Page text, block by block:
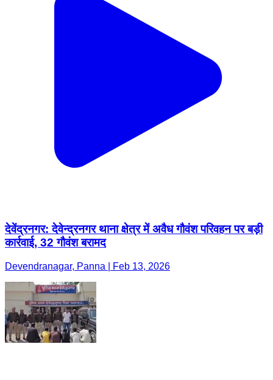
देवेंद्रनगर: देवेन्द्रनगर थाना क्षेत्र में अवैध गौवंश परिवहन पर बड़ी
कार्रवाई, 32 गौवंश बरामद
Devendranagar, Panna | Feb 13, 2026